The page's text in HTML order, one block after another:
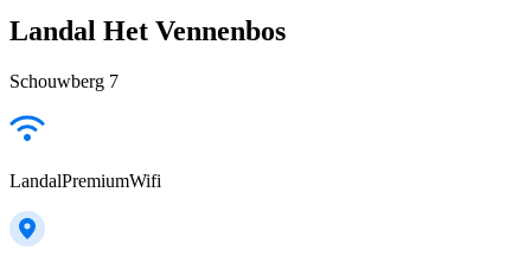
Landal Het Vennenbos
Schouwberg 7
LandalPremiumWifi